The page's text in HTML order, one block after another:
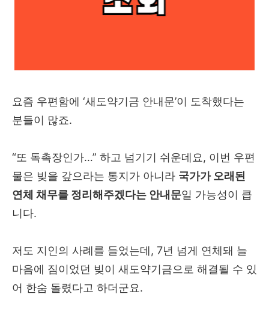
요즘 우편함에 ‘새도약기금 안내문’이 도착했다는
분들이 많죠.
“또 독촉장인가…” 하고 넘기기 쉬운데요, 이번 우편
물은 빚을 갚으라는 통지가 아니라 국가가 오래된
연체 채무를 정리해주겠다는 안내문일 가능성이 큽
니다.
저도 지인의 사례를 들었는데, 7년 넘게 연체돼 늘
마음에 짐이었던 빚이 새도약기금으로 해결될 수 있
어 한숨 돌렸다고 하더군요.